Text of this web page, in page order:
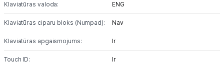
Klaviatūras valoda: ENG
Klaviatūras ciparu bloks (Numpad): Nav
Klaviatūras apgaismojums: Ir
Touch ID: Ir